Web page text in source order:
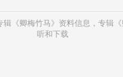
辑《卿梅竹马》资料信息，专辑
听和下载